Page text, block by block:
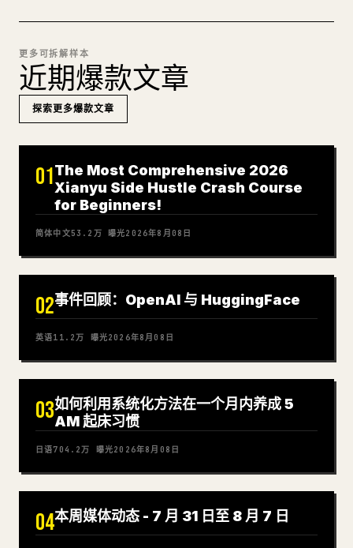
更多可拆解样本
近期爆款文章
探索更多爆款文章
01The Most Comprehensive 2026
Xianyu Side Hustle Crash Course
for Beginners!
简体中文53.2万 曝光2026年8月08日
02事件回顾：OpenAI 与 HuggingFace
英语11.2万 曝光2026年8月08日
03如何利用系统化方法在一个月内养成 5
AM 起床习惯
日语704.2万 曝光2026年8月08日
04本周媒体动态 - 7 月 31 日至 8 月 7 日